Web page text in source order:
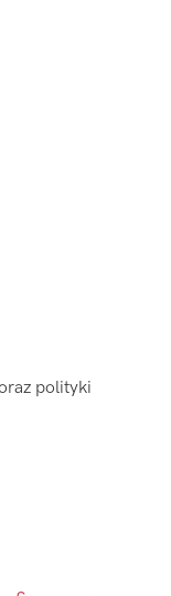
polityki